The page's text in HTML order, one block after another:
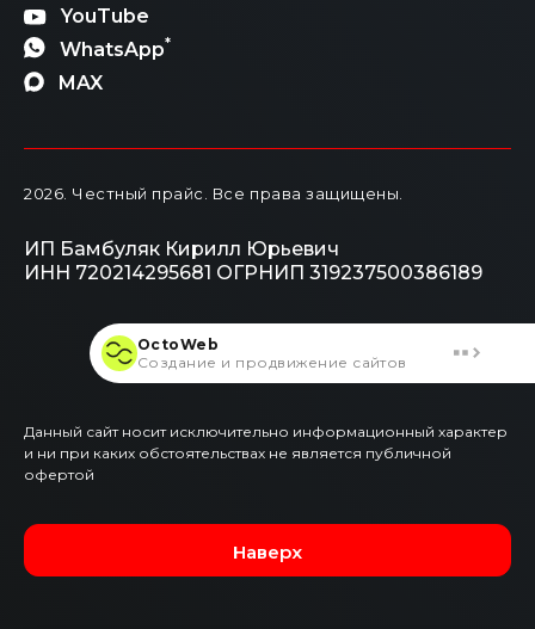
YouTube
WhatsApp*
MAX
2026 . Честный прайс. Все права защищены.
ИП Бамбуляк Кирилл Юрьевич
ИНН 720214295681 ОГРНИП 319237500386189
Данный сайт носит исключительно информационный характер
и ни при каких обстоятельствах не является публичной
офертой
Наверх
OctoWeb
Создание и продвижение сайтов